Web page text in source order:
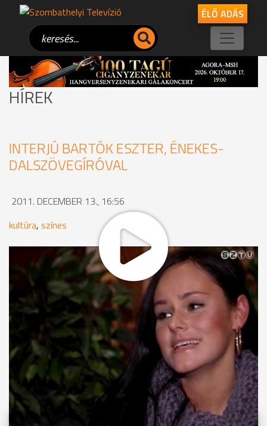
ÉLŐ ADÁS
HÍREK
INTERJÚ BARTÓK ESZTER, ÉNEKES-
DALSZÖVEGÍRÓVAL
2011. DECEMBER 13., 16:56
kultúra, színes
MEGOSZTÁS